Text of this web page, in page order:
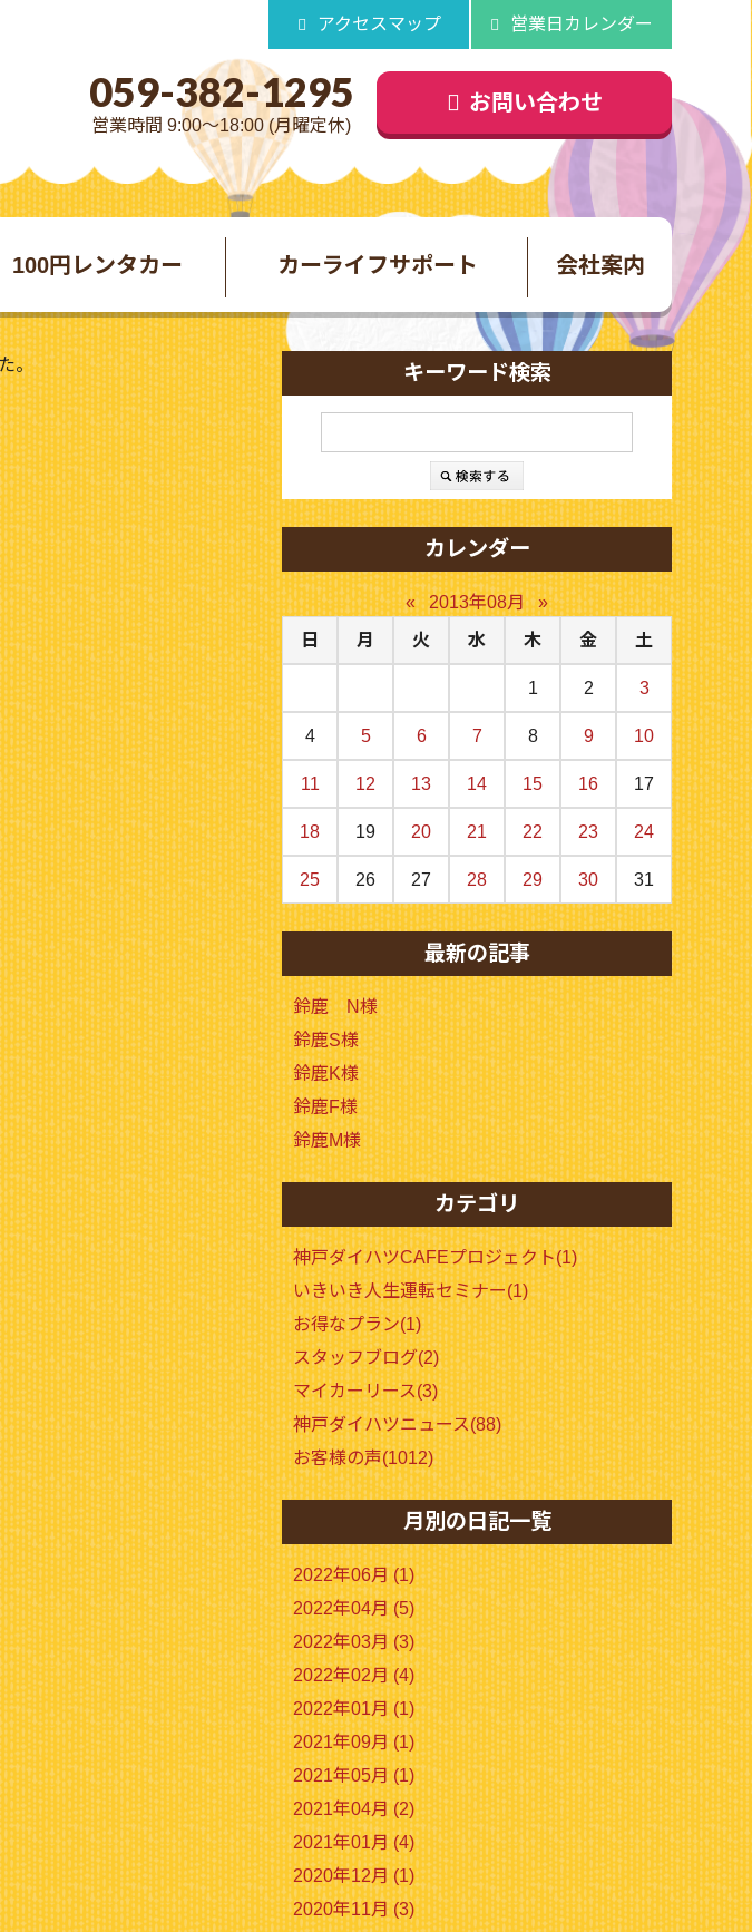
アクセスマップ 営業日カレンダー
059-382-1295
営業時間 9:00～18:00 (月曜定休)
お問い合わせ
100円レンタカー カーライフサポート 会社案内
。 キーワード検索
カレンダー
« 2013年08月
»
日
月 火 水 木 金 土
1 2 3
4 5 6 7 8 9 10
11 12 13 14 15 16 17
18 19 20 21 22 23 24
25 26 27 28 29 30 31
最新の記事
鈴鹿 N様
鈴鹿S様
鈴鹿K様
鈴鹿F様
鈴鹿M様
カテゴリ
神戸ダイハツCAFEプロジェクト(1)
いきいき人生運転セミナー(1)
お得なプラン(1)
スタッフブログ(2)
マイカーリース(3)
神戸ダイハツニュース(88)
お客様の声(1012)
月別の日記一覧
2022年06月 (1)
2022年04月 (5)
2022年03月 (3)
2022年02月 (4)
2022年01月 (1)
2021年09月 (1)
2021年05月 (1)
2021年04月 (2)
2021年01月 (4)
2020年12月 (1)
2020年11月 (3)